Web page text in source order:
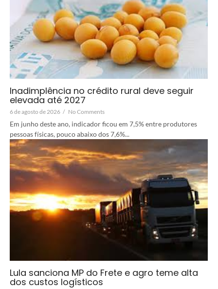
Inadimplência no crédito rural deve seguir
elevada até 2027
6 de agosto de 2026 / No Comments
Em junho deste ano, indicador ficou em 7,5% entre produtores
pessoas físicas, pouco abaixo dos 7,6%...
Lula sanciona MP do Frete e agro teme alta
dos custos logísticos